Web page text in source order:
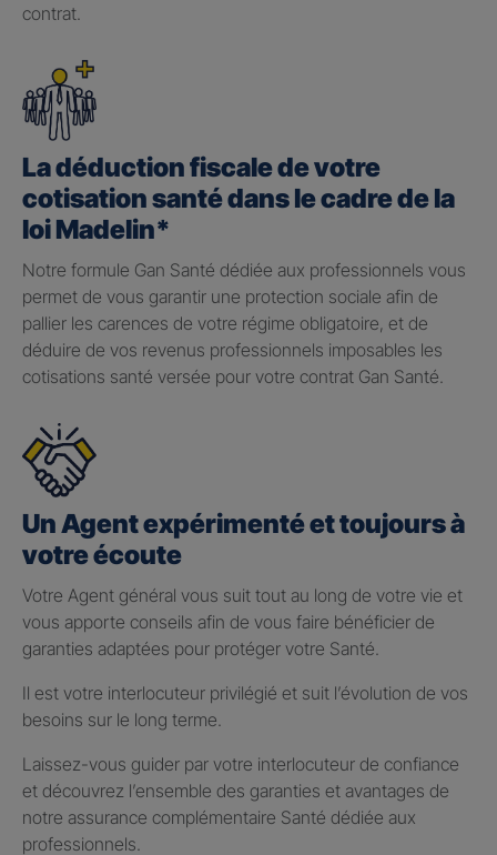
contrat.
La déduction fiscale de votre
cotisation santé dans le cadre de la
loi Madelin*
Notre formule Gan Santé dédiée aux professionnels vous
permet de vous garantir une protection sociale afin de
pallier les carences de votre régime obligatoire, et de
déduire de vos revenus professionnels imposables les
cotisations santé versée pour votre contrat Gan Santé.
Un Agent expérimenté et toujours à
votre écoute
Votre Agent général vous suit tout au long de votre vie et
vous apporte conseils afin de vous faire bénéficier de
garanties adaptées pour protéger votre Santé.
Il est votre interlocuteur privilégié et suit l’évolution de vos
besoins sur le long terme.
Laissez-vous guider par votre interlocuteur de confiance
et découvrez l’ensemble des garanties et avantages de
notre assurance complémentaire Santé dédiée aux
professionnels.